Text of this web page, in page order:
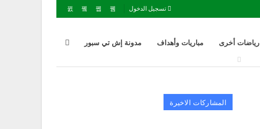
تسجيل الدخول
رياضات أخرى مباريات وأهداف مدونة إش تي سبور
المشاركات الاخيرة